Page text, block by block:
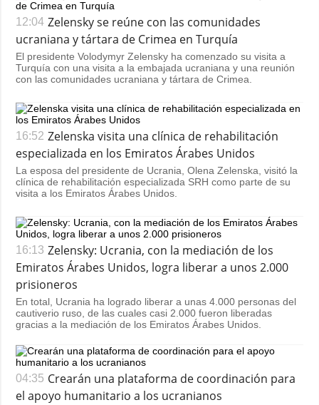
12:04 Zelensky se reúne con las comunidades
ucraniana y tártara de Crimea en Turquía
El presidente Volodymyr Zelensky ha comenzado su visita a
Turquía con una visita a la embajada ucraniana y una reunión
con las comunidades ucraniana y tártara de Crimea.
16:52 Zelenska visita una clínica de rehabilitación
especializada en los Emiratos Árabes Unidos
La esposa del presidente de Ucrania, Olena Zelenska, visitó la
clínica de rehabilitación especializada SRH como parte de su
visita a los Emiratos Árabes Unidos.
16:13 Zelensky: Ucrania, con la mediación de los
Emiratos Árabes Unidos, logra liberar a unos 2.000
prisioneros
En total, Ucrania ha logrado liberar a unas 4.000 personas del
cautiverio ruso, de las cuales casi 2.000 fueron liberadas
gracias a la mediación de los Emiratos Árabes Unidos.
04:35 Crearán una plataforma de coordinación para
el apoyo humanitario a los ucranianos